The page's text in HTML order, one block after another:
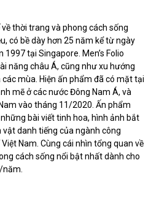
về thời trang và phong cách sống
có bề dày hơn 25 năm kể từ ngày
tại Singapore. Men’s Folio
năng châu Á, cũng như xu hướng
mùa. Hiện ấn phẩm đã có mặt tại
mẽ ở các nước Đông Nam Á, và
vào tháng 11/2020. Ấn phẩm
bài viết tinh hoa, hình ảnh bắt
danh tiếng của ngành công
Nam. Cùng cái nhìn tổng quan về
cách sống nổi bật nhất dành cho